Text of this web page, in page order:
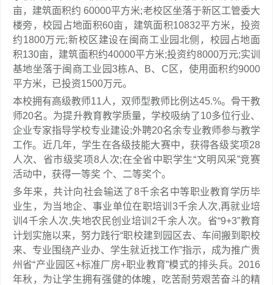
亩，建筑面积约 60000平方米;老校区坐落于新区工管委大
楼旁，校园占地面积60亩，建筑面积10832平方米，投资
约1800万元;新校区建设在闽商工业园北侧，校园占地面
积130亩，建筑面积约40000平方米;投资约8000万元;实训
基地坐落于闽商工业园3栋A、B、C区，使用面积约9000
平方米，已投资1500万元。
本校拥有高级教师11人，双师型教师比例达45.%。骨干教
师20名。为提升教育教学质量，学校吸纳了10多位行业、
企业专家指导学校专业建设;外聘20名余专业教师参与教学
工作。近几年，学生在各级技能大赛中，获得各级奖项28
人次、省市级奖项8人次;在全省中职学生“文明风采”竞赛
活动中，获得一等奖 个、二等奖个。
多年来，共计向社会输送了8千余名中等职业教育学历毕
业生，为当地企、事业单位在职培训3千余人次,再就业培
训4千余人次,失地农民创业培训2千余人次。省“9+3”教育
计划实施以来，努力践行“职校建到园区去、车间搬到职校
来、专业围绕产业办、学生就近找工作”指示，成为推广贵
州省“产业园区+标准厂房+职业教育”模式的排头兵。2016
年秋，为让学生拥有强健的体魄，吃苦耐劳艰苦奋斗的精